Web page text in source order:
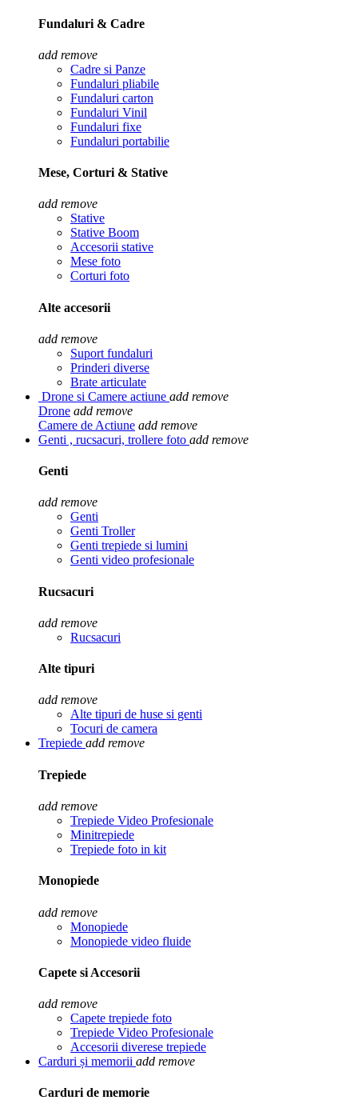
Fundaluri & Cadre
add remove
Cadre si Panze
Fundaluri pliabile
Fundaluri carton
Fundaluri Vinil
Fundaluri fixe
Fundaluri portabilie
Mese, Corturi & Stative
add remove
Stative
Stative Boom
Accesorii stative
Mese foto
Corturi foto
Alte accesorii
add remove
Suport fundaluri
Prinderi diverse
Brate articulate
Drone si Camere actiune add remove
Drone add remove
Camere de Actiune add remove
Genti , rucsacuri, trollere foto add remove
Genti
add remove
Genti
Genti Troller
Genti trepiede si lumini
Genti video profesionale
Rucsacuri
add remove
Rucsacuri
Alte tipuri
add remove
Alte tipuri de huse si genti
Tocuri de camera
Trepiede add remove
Trepiede
add remove
Trepiede Video Profesionale
Minitrepiede
Trepiede foto in kit
Monopiede
add remove
Monopiede
Monopiede video fluide
Capete si Accesorii
add remove
Capete trepiede foto
Trepiede Video Profesionale
Accesorii diverese trepiede
Carduri și memorii add remove
Carduri de memorie